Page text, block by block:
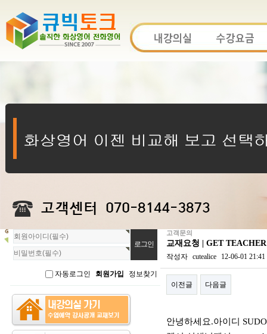
회
원
로
자동로그인 회원가입 정보찾기
고객문의
교재요청 | GET
작성자 cutealice 12-06-01 21:41
이전글 다음글
안녕하세요.아이디